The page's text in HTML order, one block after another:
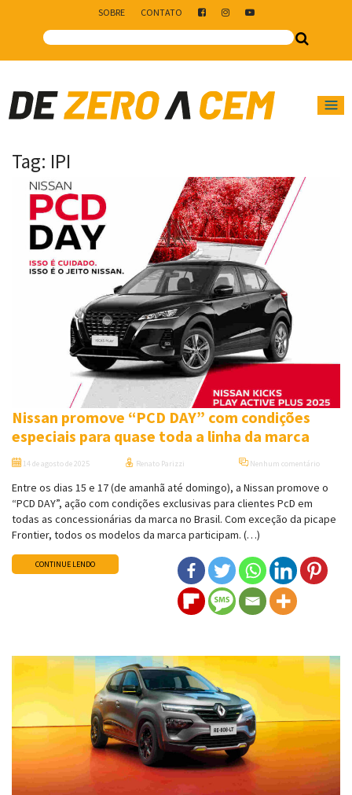
SOBRE CONTATO
Main Navigation
Tag: IPI
Nissan promove “PCD DAY” com condições
especiais para quase toda a linha da marca
14 de agosto de 2025 Renato Parizzi Nenhum comentário
Entre os dias 15 e 17 (de amanhã até domingo), a Nissan promove o
“PCD DAY”, ação com condições exclusivas para clientes PcD em
todas as concessionárias da marca no Brasil. Com exceção da picape
Frontier, todos os modelos da marca participam. (…)
CONTINUE LENDO